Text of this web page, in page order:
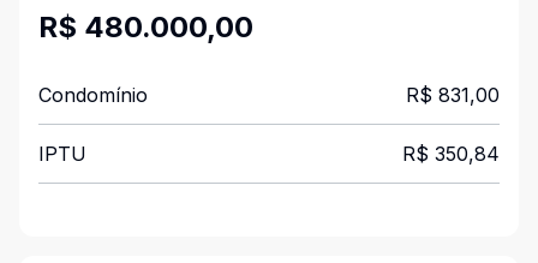
R$ 480.000,00
Condomínio R$ 831,00
IPTU R$ 350,84